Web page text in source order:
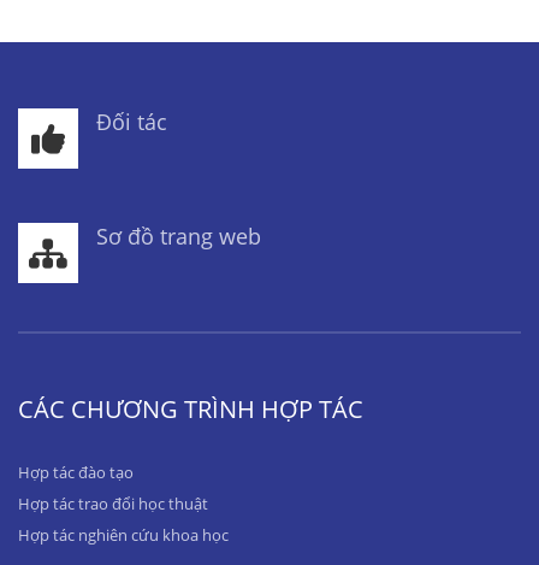
Đối tác
Sơ đồ trang web
CÁC CHƯƠNG TRÌNH HỢP TÁC
Hợp tác đào tạo
Hợp tác trao đổi học thuật
Hợp tác nghiên cứu khoa học